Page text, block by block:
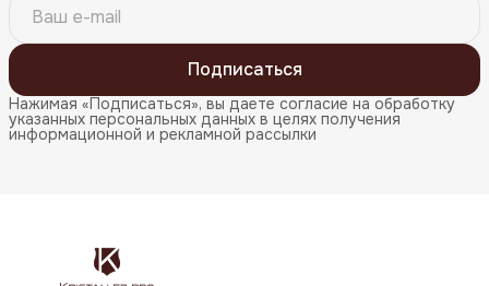
Подписаться
Нажимая «Подписаться», вы даете согласие на обработку
указанных персональных данных в целях получения
информационной и рекламной рассылки